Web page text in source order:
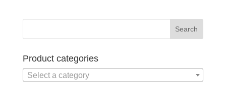
Product categories
Select a category